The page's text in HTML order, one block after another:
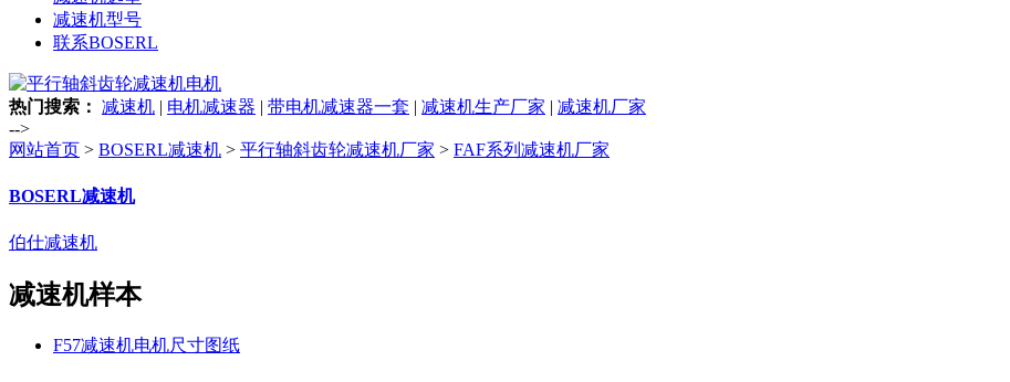
减速机型号
联系BOSERL
热门搜索： 减速机 | 电机减速器 | 带电机减速器一套 | 减速机生产厂家 | 减速机厂家
-->
网站首页 > BOSERL减速机 > 平行轴斜齿轮减速机厂家 > FAF系列减速机厂家
BOSERL减速机
伯仕减速机
减速机样本
F57减速机电机尺寸图纸